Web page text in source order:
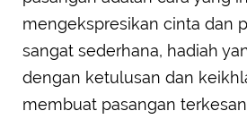
mengekspresikan cinta dan
sangat sederhana, hadiah
dengan ketulusan dan
membuat pasangan